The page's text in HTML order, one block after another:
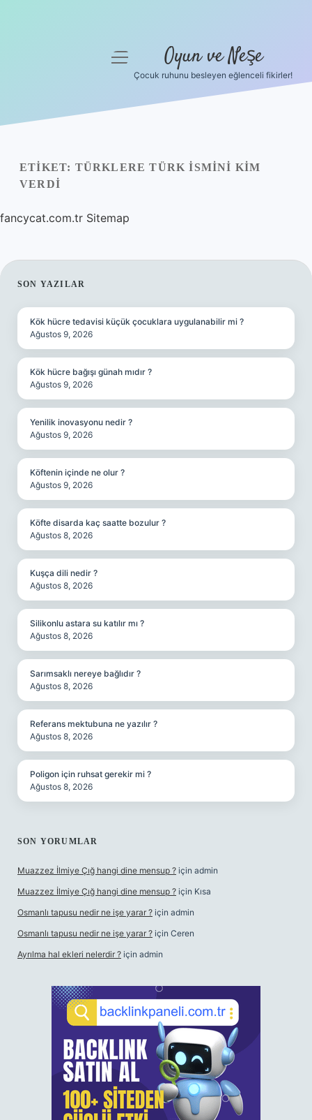
Yasal Uyarı
menüyü
Oyun ve Neşe
Çocuk ruhunu besleyen eğlenceli fikirler!
ETIKET: TÜRKLERE TÜRK ISMINI KIM
VERDI
fancycat.com.tr Sitemap
SIDEBAR
SON YAZILAR
Kök hücre tedavisi küçük çocuklara uygulanabilir mi ?
Ağustos 9, 2026
Kök hücre bağışı günah mıdır ?
Ağustos 9, 2026
Yenilik inovasyonu nedir ?
Ağustos 9, 2026
Köftenin içinde ne olur ?
Ağustos 9, 2026
Köfte disarda kaç saatte bozulur ?
Ağustos 8, 2026
Kuşça dili nedir ?
Ağustos 8, 2026
Silikonlu astara su katılır mı ?
Ağustos 8, 2026
Sarımsaklı nereye bağlıdır ?
Ağustos 8, 2026
Referans mektubuna ne yazılır ?
Ağustos 8, 2026
Poligon için ruhsat gerekir mi ?
Ağustos 8, 2026
SON YORUMLAR
Muazzez İlmiye Çığ hangi dine mensup ? için admin
Muazzez İlmiye Çığ hangi dine mensup ? için Kısa
Osmanlı tapusu nedir ne işe yarar ? için admin
Osmanlı tapusu nedir ne işe yarar ? için Ceren
Ayrılma hal ekleri nelerdir ? için admin